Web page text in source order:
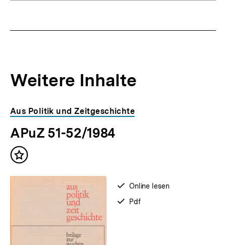
Weitere Inhalte
Inhaltskarousell
für
weitere
Inhalte
Inhaltskarussell
überspringen
Aus Politik und Zeitgeschichte
APuZ 51-52/1984
Inhalt
verfügbar
Online lesen
verfügbar
Pdf